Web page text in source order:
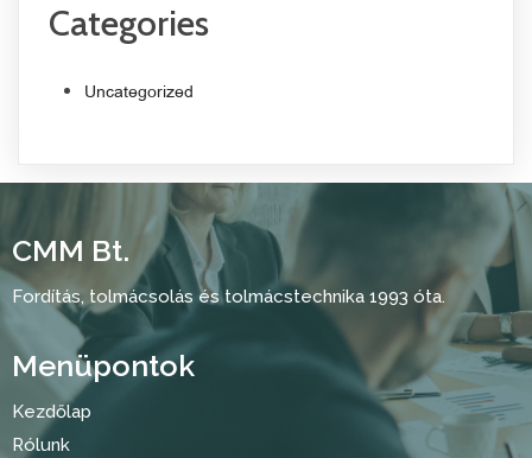
Categories
Uncategorized
CMM Bt.
Fordítás, tolmácsolás és tolmácstechnika 1993 óta.
Menüpontok
Kezdőlap
Rólunk